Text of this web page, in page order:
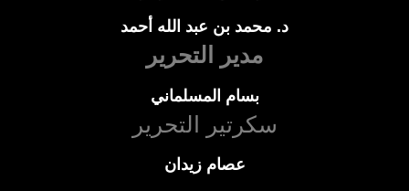
د. محمد بن عبد الله أحمد
مدير التحرير
بسام المسلماني
سكرتير التحرير
عصام زيدان